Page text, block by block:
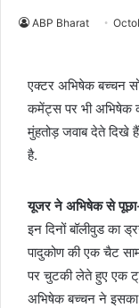
ABP Bharat
एक्टर अभिषेक बच्चन
कमेंट्स पर भी अभिषेक
मुंहतोड़ जवाब देते दिखे
है.
यूजर ने अभिषेक से
इन दिनों बॉलीवुड का
पादुकोण की एक चैट
पर चुटकी लेते हुए एक
अभिषेक बच्चन ने इसका